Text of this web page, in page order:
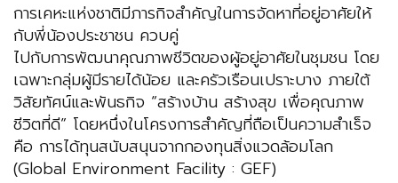
การเคหะแห่งชาติมีภารกิจสำคัญในการจัดหาที่อยู่อาศัยให้
กับพี่น้องประชาชน ควบคู่
ไปกับการพัฒนาคุณภาพชีวิตของผู้อยู่อาศัยในชุมชน โดย
เฉพาะกลุ่มผู้มีรายได้น้อย และครัวเรือนเปราะบาง ภายใต้
วิสัยทัศน์และพันธกิจ “สร้างบ้าน สร้างสุข เพื่อคุณภาพ
ชีวิตที่ดี” โดยหนึ่งในโครงการสำคัญที่ถือเป็นความสำเร็จ
คือ การได้ทุนสนับสนุนจากกองทุนสิ่งแวดล้อมโลก
(Global Environment Facility : GEF)